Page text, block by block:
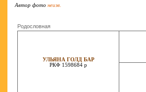
Автор фото неизв.
Родословная
УЛЬЯНА ГОЛД БАР
РКФ 1598684 р